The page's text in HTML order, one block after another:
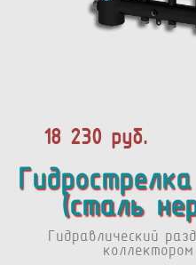
18 230 руб.
(сталь
Гидравлический